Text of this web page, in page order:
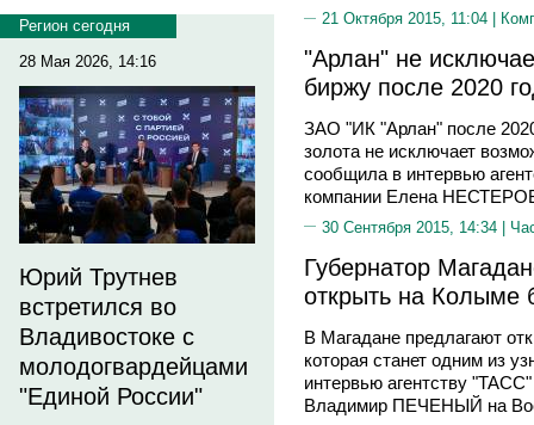
Регион сегодня
28 Мая 2026, 14:16
Юрий Трутнев
встретился во
Владивостоке с
молодогвардейцами
"Единой России"
21 Октября 2015, 11:04 |
"Арлан" не
биржу после 2020
ЗАО "ИК "Арлан" после
золота не исключает
сообщила в интервью
компании Елена
30 Сентября 2015, 14:34 |
Губернатор
открыть на Колыме
В Магадане предлагают
которая станет одним из
интервью агентству
Владимир ПЕЧЕНЫЙ на